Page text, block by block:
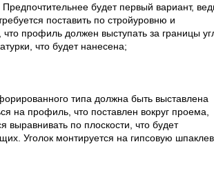
. Предпочтительнее будет первый вариант,
поставить по стройуровню и
профиль должен выступать за границы
что будет нанесена;
типа должна быть выставлена
на профиль, что поставлен вокруг проема,
выравнивать по плоскости, что будет
Уголок монтируется на гипсовую